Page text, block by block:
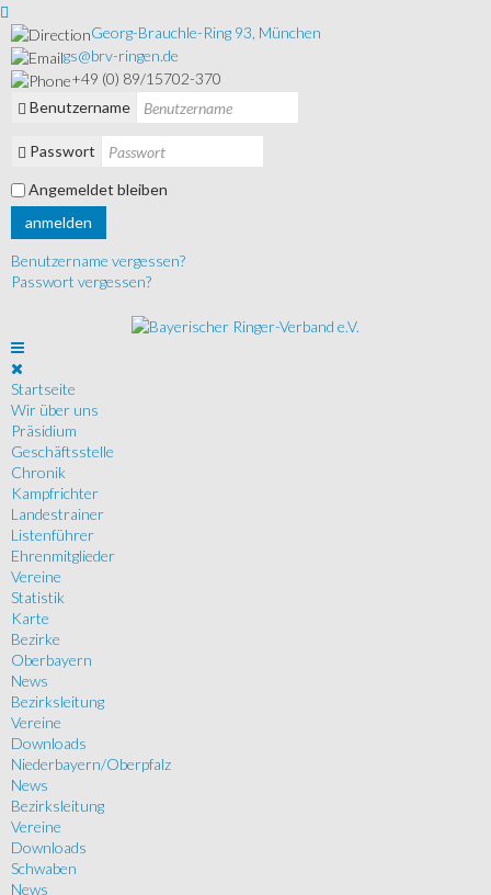
Georg-Brauchle-Ring 93, München
gs@brv-ringen.de
+49 (0) 89/15702-370
Benutzername
Passwort
Angemeldet bleiben
anmelden
Benutzername vergessen?
Passwort vergessen?
Startseite
Wir über uns
Präsidium
Geschäftsstelle
Chronik
Kampfrichter
Landestrainer
Listenführer
Ehrenmitglieder
Vereine
Statistik
Karte
Bezirke
Oberbayern
News
Bezirksleitung
Vereine
Downloads
Niederbayern/Oberpfalz
News
Bezirksleitung
Vereine
Downloads
Schwaben
News